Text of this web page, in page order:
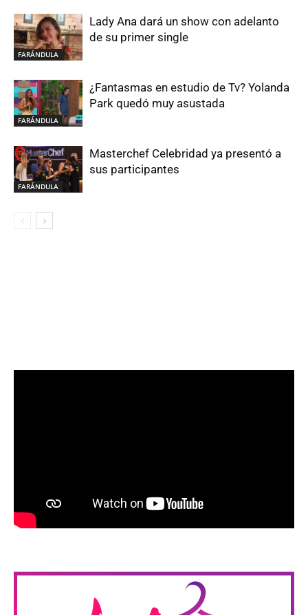
FARÁNDULA
Lady Ana dará un show con adelanto
de su primer single
FARÁNDULA
¿Fantasmas en estudio de Tv? Yolanda
Park quedó muy asustada
FARÁNDULA
Masterchef Celebridad ya presentó a
sus participantes